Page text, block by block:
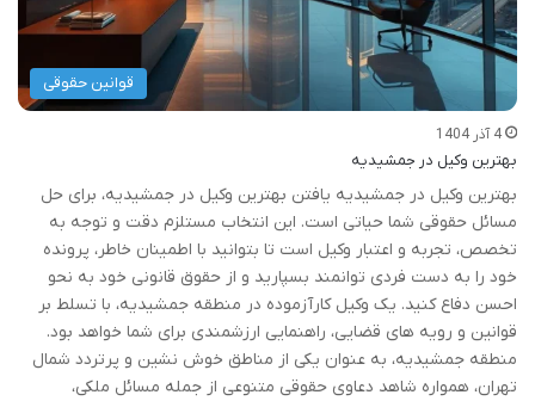
قوانین حقوقی
4 آذر 1404
بهترین وکیل در جمشیدیه
بهترین وکیل در جمشیدیه یافتن بهترین وکیل در جمشیدیه، برای حل
مسائل حقوقی شما حیاتی است. این انتخاب مستلزم دقت و توجه به
تخصص، تجربه و اعتبار وکیل است تا بتوانید با اطمینان خاطر، پرونده
خود را به دست فردی توانمند بسپارید و از حقوق قانونی خود به نحو
احسن دفاع کنید. یک وکیل کارآزموده در منطقه جمشیدیه، با تسلط بر
قوانین و رویه های قضایی، راهنمایی ارزشمندی برای شما خواهد بود.
منطقه جمشیدیه، به عنوان یکی از مناطق خوش نشین و پرتردد شمال
تهران، همواره شاهد دعاوی حقوقی متنوعی از جمله مسائل ملکی،